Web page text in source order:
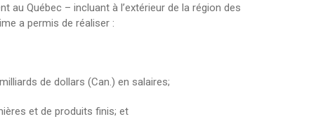
au Québec – incluant à l’extérieur de la région des
a permis de réaliser :
de dollars (Can.) en salaires;
et de produits finis; et